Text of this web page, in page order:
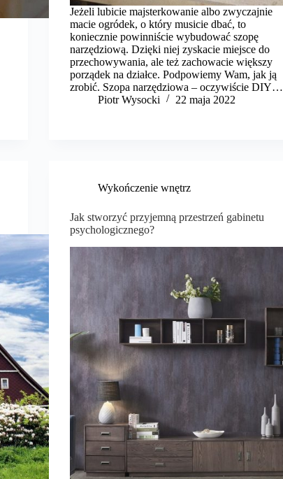
Jeżeli lubicie majsterkowanie albo zwyczajnie
macie ogródek, o który musicie dbać, to
koniecznie powinniście wybudować szopę
narzędziową. Dzięki niej zyskacie miejsce do
przechowywania, ale też zachowacie większy
porządek na działce. Podpowiemy Wam, jak ją
zrobić. Szopa narzędziowa – oczywiście DIY…
Piotr Wysocki
22 maja 2022
Wykończenie wnętrz
Jak stworzyć przyjemną przestrzeń gabinetu
psychologicznego?